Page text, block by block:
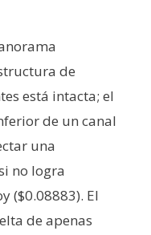
de
está intacta; el
de un canal
una
no logra
($0.08883). El
de apenas